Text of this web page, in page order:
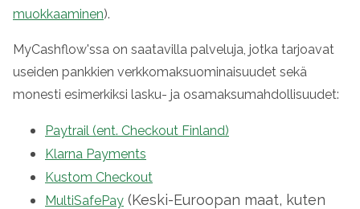
muokkaaminen).
MyCashflow'ssa on saatavilla palveluja, jotka tarjoavat
useiden pankkien verkkomaksuominaisuudet sekä
monesti esimerkiksi lasku- ja osamaksumahdollisuudet:
Paytrail (ent. Checkout Finland)
Klarna Payments
Kustom Checkout
MultiSafePay (Keski-Euroopan maat, kuten